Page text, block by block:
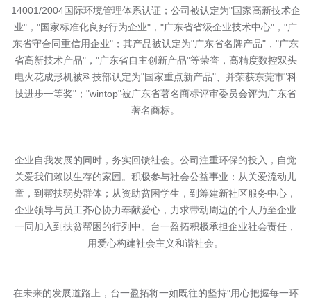
14001/2004国际环境管理体系认证；公司被认定为"国家高新技术企
业"，"国家标准化良好行为企业"，"广东省省级企业技术中心"，"广
东省守合同重信用企业"；其产品被认定为"广东省名牌产品"，"广东
省高新技术产品"，"广东省自主创新产品"等荣誉，高精度数控双头
电火花成形机被科技部认定为"国家重点新产品"、并荣获东莞市"科
技进步一等奖"；"wintop"被广东省著名商标评审委员会评为广东省
著名商标。
企业自我发展的同时，务实回馈社会。公司注重环保的投入，自觉
关爱我们赖以生存的家园。积极参与社会公益事业：从关爱流动儿
童，到帮扶弱势群体；从资助贫困学生，到筹建新社区服务中心，
企业领导与员工齐心协力奉献爱心，力求带动周边的个人乃至企业
一同加入到扶贫帮困的行列中。台一盈拓积极承担企业社会责任，
用爱心构建社会主义和谐社会。
在未来的发展道路上，台一盈拓将一如既往的坚持"用心把握每一环